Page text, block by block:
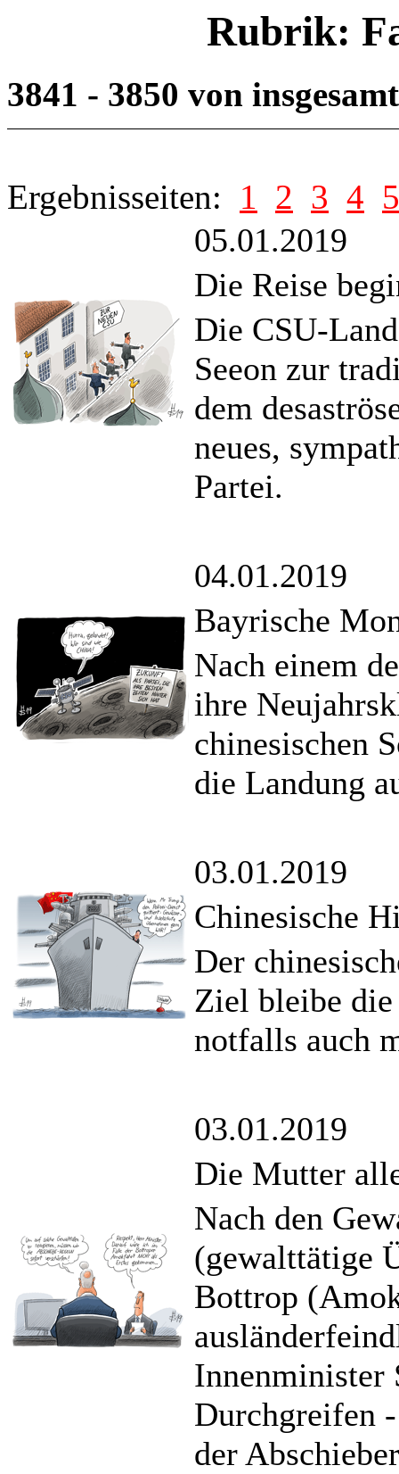
Rubrik:
3841 - 3850 von
Ergebnisseiten: 1 2 3 4 5
05.01.2019
Die Reise
Die CSU-
Seeon zur
dem
neues,
Partei.
04.01.2019
Bayrische
Nach einem
ihre
chinesischen
die Landung
03.01.2019
Chinesische
Der
Ziel bleibe
notfalls auch
03.01.2019
Die Mutter
Nach den
(gewalttätige
Bottrop
Innenminister
Durchgreifen
der